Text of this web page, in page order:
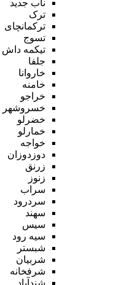
ناب جدید
ترک
ترکمانچای
تسوج
تیکمه داش
جلفا
خاروانا
خامنه
خراجو
خسروشهر
خضرلو
خمارلو
خواجه
دوزدوزان
زرنق
زنوز
سراب
سردرود
سهند
سیس
سیه رود
شبستر
شربیان
شرفخانه
شندآباد